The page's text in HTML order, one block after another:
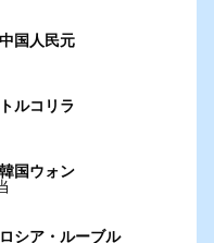
国人民元
ルコリラ
国ウォン
シア・ルーブル